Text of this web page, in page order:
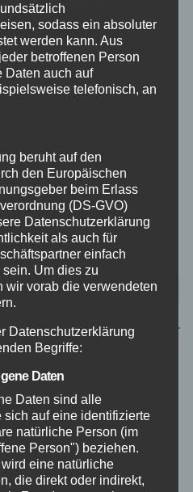
sodass ein absoluter
werden kann. Aus
betroffenen Person
Daten auch auf
telefonisch, an
beruht auf den
den Europäischen
beim Erlass
(DS-GVO)
Datenschutzerklärung
als auch für
einfach
Um dies zu
wir vorab die verwendeten
Datenschutzerklärung
Begriffe:
Daten
Daten sind alle
sich auf eine identifizierte
natürliche Person (im
Person") beziehen.
eine natürliche
die direkt oder indirekt,